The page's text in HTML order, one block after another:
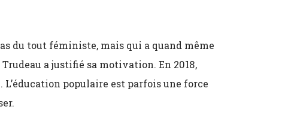
du tout féministe, mais qui a quand même
a justifié sa motivation. En 2018,
populaire est parfois une force